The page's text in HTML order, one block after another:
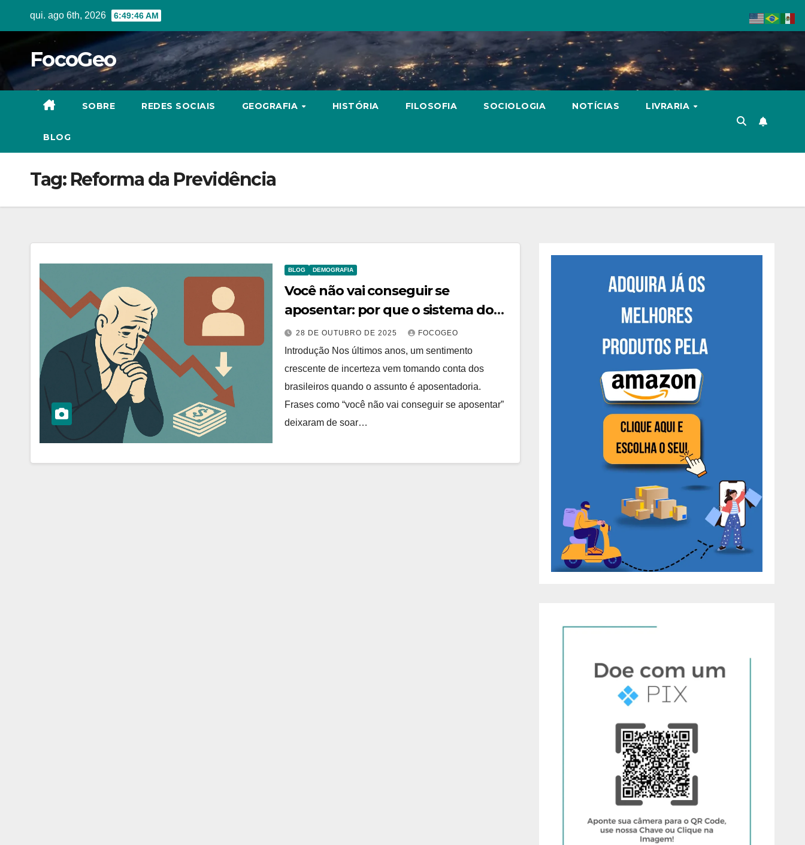
qui. ago 6th, 2026 6:49:47 AM
FocoGeo
SOBRE REDES SOCIAIS GEOGRAFIA HISTÓRIA FILOSOFIA SOCIOLOGIA NOTÍCIAS LIVRARIA
BLOG
Tag: Reforma da Previdência
BLOG DEMOGRAFIA
Você não vai conseguir se
aposentar: por que o sistema do
INSS está em crise?
28 DE OUTUBRO DE 2025 FOCOGEO
Introdução Nos últimos anos, um sentimento
crescente de incerteza vem tomando conta dos
brasileiros quando o assunto é aposentadoria.
Frases como “você não vai conseguir se aposentar”
deixaram de soar…